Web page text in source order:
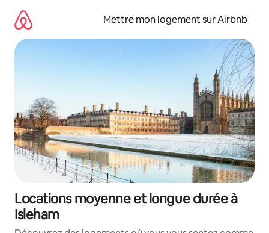
directement
contenu
Mettre mon logement sur Airbnb
Locations moyenne et longue durée à
Isleham